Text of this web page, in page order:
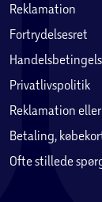
Reklamation
Fortrydelsesret
Privatlivspolitik
Reklamation
Betaling,
Ofte stillede